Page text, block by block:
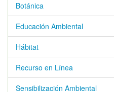
Botánica
Educación Ambiental
Hábitat
Recurso en Línea
Sensibilización Ambiental